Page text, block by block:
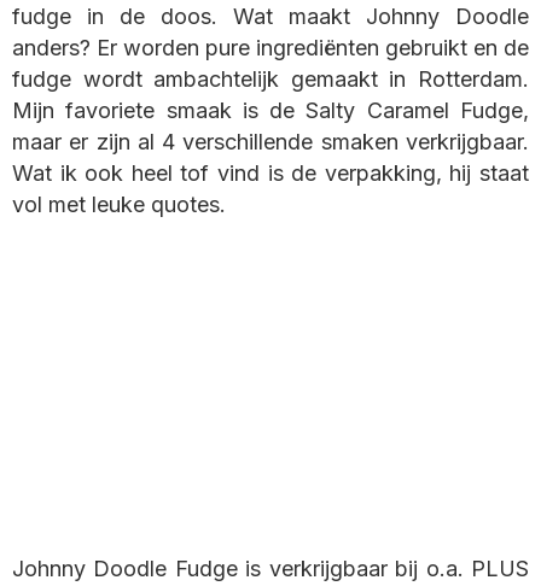
fudge in de doos. Wat maakt Johnny Doodle
anders? Er worden pure ingrediënten gebruikt en de
fudge wordt ambachtelijk gemaakt in Rotterdam.
Mijn favoriete smaak is de Salty Caramel Fudge,
maar er zijn al 4 verschillende smaken verkrijgbaar.
Wat ik ook heel tof vind is de verpakking, hij staat
vol met leuke quotes.
Johnny Doodle Fudge is verkrijgbaar bij o.a. PLUS